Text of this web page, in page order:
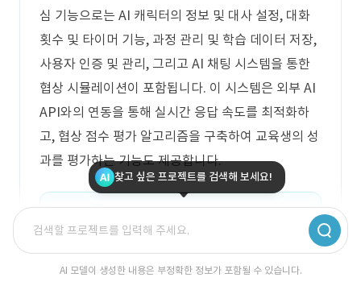
심 기능으로는 AI 캐릭터의 정보 및 대사 설정, 대화
횟수 및 타이머 기능, 과정 관리 및 학습 데이터 저장,
사용자 인증 및 관리, 그리고 AI 채팅 시스템을 통한
협상 시뮬레이션이 포함됩니다. 이 시스템은 외부 AI
API와의 연동을 통해 실시간 응답 속도를 최적화하
고, 협상 점수 평가 알고리즘을 구축하여 교육생의 성
과를 평가하는 기능도 제공합니다.
로그인 후 무료 견적 상담 받으세요.
찾고 싶은 프로젝트를 검색해 보세요!
AI 모델이 생성한 내용은 부정확한 정보가 포함될 수 있습니다.